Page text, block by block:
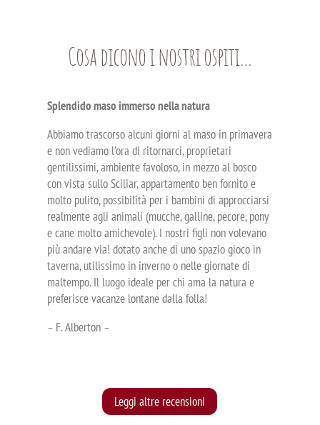
Cosa dicono i nostri ospiti…
Splendido maso immerso nella natura
Abbiamo trascorso alcuni giorni al maso in primavera
e non vediamo l’ora di ritornarci, proprietari
gentilissimi, ambiente favoloso, in mezzo al bosco
con vista sullo Sciliar, appartamento ben fornito e
molto pulito, possibilità per i bambini di approcciarsi
realmente agli animali (mucche, galline, pecore, pony
e cane molto amichevole). I nostri figli non volevano
più andare via! dotato anche di uno spazio gioco in
taverna, utilissimo in inverno o nelle giornate di
maltempo. Il luogo ideale per chi ama la natura e
preferisce vacanze lontane dalla folla!
– F. Alberton –
Leggi altre recensioni